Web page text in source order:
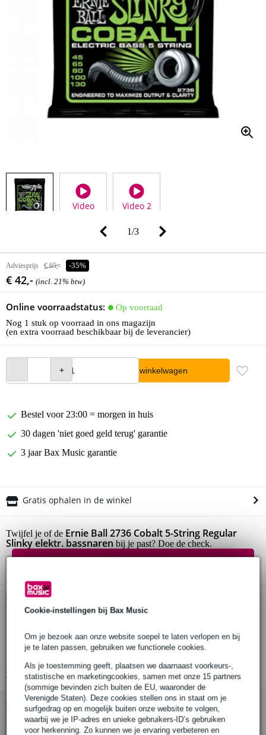
Cookie-instellingen bij Bax Music
Om je bezoek aan onze website soepel te laten verlopen en bij
je te laten passen, gebruiken we functionele cookies.
Als je toestemming geeft, plaatsen we daarnaast voorkeurs-,
statistische en marketingcookies, samen met onze 15 partners
(sommige bevinden zich buiten de EU, waaronder de
Verenigde Staten). Deze cookies stellen ons in staat om je
surfgedrag op en mogelijk buiten onze website te volgen,
waarbij we je IP-adres en unieke gebruikers-ID’s gebruiken
voor herkenning. Zo kunnen we je ervaring verbeteren en
Video Video 2
1/3
Adviesprijs € 65,- -35%
€ 42,- (incl. 21% btw)
Online voorraadstatus:
Op voorraad
Nog 1 stuk op voorraad in ons magazijn
(en extra voorraad beschikbaar bij de leverancier)
In winkelwagen
Bestel voor 23:00 = morgen in huis
30 dagen 'niet goed geld terug' garantie
3 jaar Bax Music garantie
Gratis ophalen in de winkel
Twijfel je of de Ernie Ball 2736 Cobalt 5-String Regular
Slinky elektr. bassnaren bij je past? Doe de check.
Start de check
Productinformatie
voor: 5-snarige elektrische basgitaar
Cobalt: helder, dynamisch, rijk, duurzaam
Bekijk alle productspecificaties
Bekijk ook eens (3)